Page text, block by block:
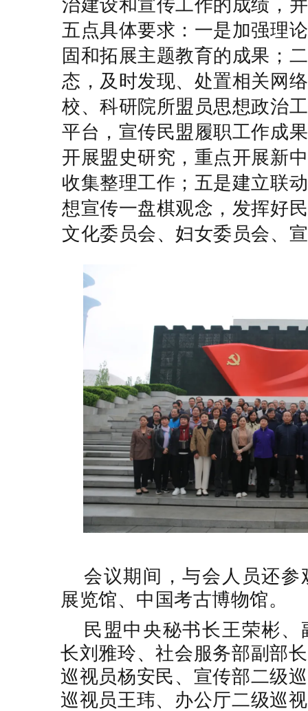
五点具体要求：一是加强理
固和拓展主题教育的成果；
态，及时发现、处置相关网
校、科研院所盟员思想政治
平台，宣传民盟履职工作成
开展盟史研究，重点开展新
收集整理工作；五是建立联
想宣传一盘棋观念，发挥好
文化委员会、妇女委员会、
会议期间，与会人员还
展览馆、中国考古博物馆。
民盟中央秘书长王荣彬
长刘雅玲、社会服务部副部
巡视员杨安民、宣传部二级
巡视员王玮、办公厅二级巡